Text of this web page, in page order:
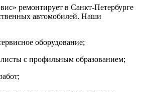
ремонтирует в Санкт-Петербурге
автомобилей. Наши
оборудование;
с профильным образованием;